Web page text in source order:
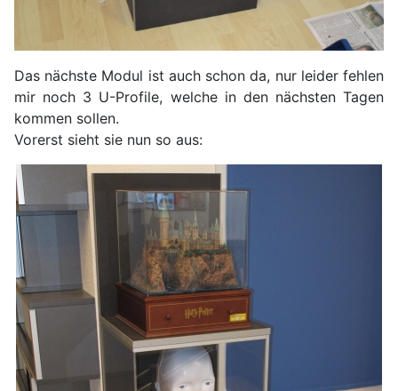
Das nächste Modul ist auch schon da, nur leider fehlen
mir noch 3 U-Profile, welche in den nächsten Tagen
kommen sollen.
Vorerst sieht sie nun so aus: